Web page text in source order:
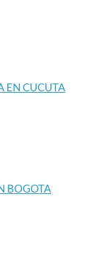
EN CUCUTA
BOGOTA